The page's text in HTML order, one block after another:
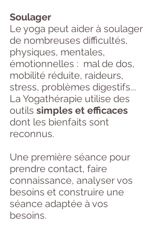
Soulager
Le yoga peut aider à soulager
de nombreuses difficultés,
physiques, mentales,
émotionnelles : mal de dos,
mobilité réduite, raideurs,
stress, problèmes digestifs...
La Yogathérapie utilise des
outils simples et efficaces
dont les bienfaits sont
reconnus.
Une première séance pour
prendre contact, faire
connaissance, analyser vos
besoins et construire une
séance adaptée à vos
besoins.